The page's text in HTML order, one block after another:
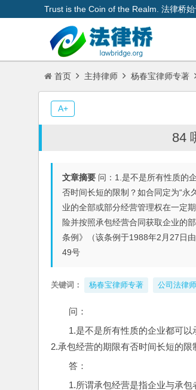
Trust is the Coin of the Realm. 法律桥
首页 主持律师 杨春宝律师专著
84
文章摘要 问：1.是不是所有性质的
否时间长短的限制？如合同定为“永
业的全部或部分经营管理权在一定
险并按照承包经营合同获取企业的
条例》（该条例于1988年2月27日
49号
关键词： 杨春宝律师专著 公司法律师
问：
1.是不是所有性质的企业都可
2.承包经营的期限有否时间长短的限
答：
1.所谓承包经营是指企业与承
A+